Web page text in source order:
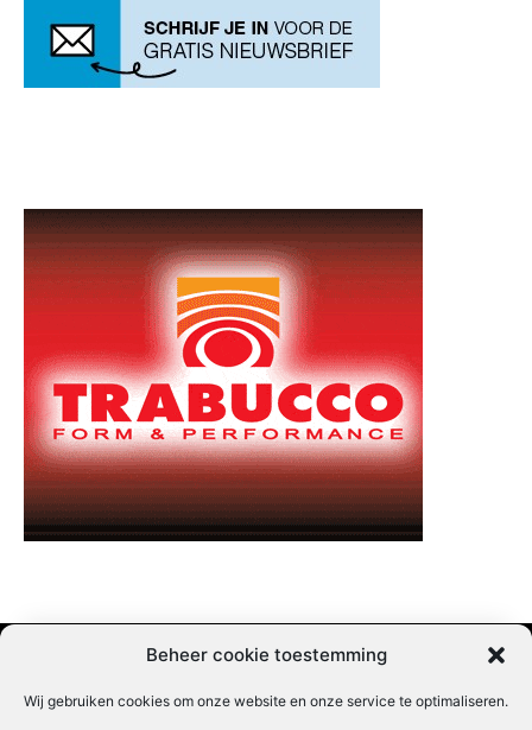
Beheer cookie toestemming
Wij gebruiken cookies om onze website en onze service te optimaliseren.